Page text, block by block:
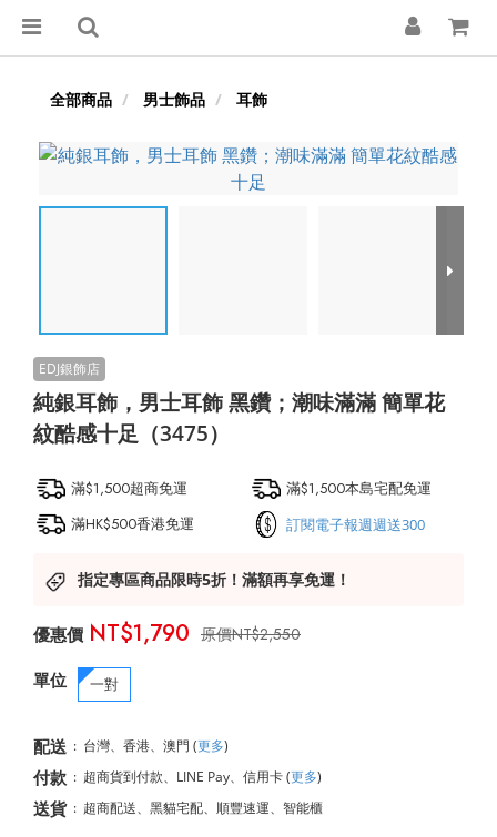
全部商品 男士飾品 耳飾
純銀耳飾，男士耳飾 黑鑽；潮味滿滿 簡單花
紋酷感十足（3475）
滿$1,500超商免運
滿$1,500本島宅配免運
滿HK$500香港免運
訂閱電子報週週送300
指定專區商品限時5折！滿額再享免運！
NT$2,550
NT$1,790
單位 一對
配送 : 台灣、香港、澳門 (更多)
付款 : 超商貨到付款、LINE Pay、信用卡(更多)
送貨 : 超商配送、黑貓宅配、順豐速運、智能櫃